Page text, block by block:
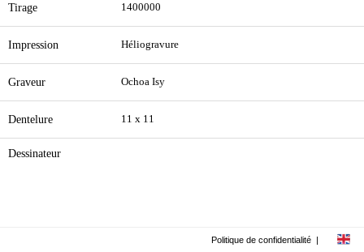
Tirage 1400000
Impression Héliogravure
Graveur Ochoa Isy
Dentelure 11 x 11
Dessinateur
Politique de confidentialité |